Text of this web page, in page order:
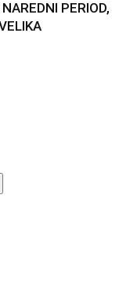
PERIOD,